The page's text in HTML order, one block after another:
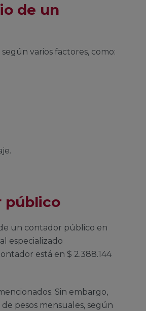
de un
varios factores, como:
público
un contador público en
especializado
está en $ 2.388.144
Sin embargo,
pesos mensuales, según